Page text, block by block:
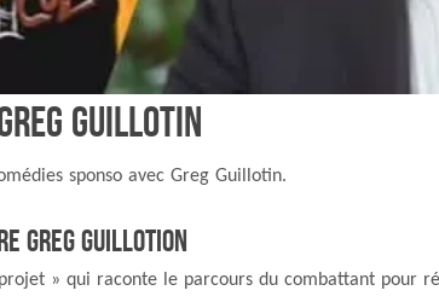
Guillotin
sponso avec Greg Guillotin.
Greg Guillotion
» qui raconte le parcours du combattant pour